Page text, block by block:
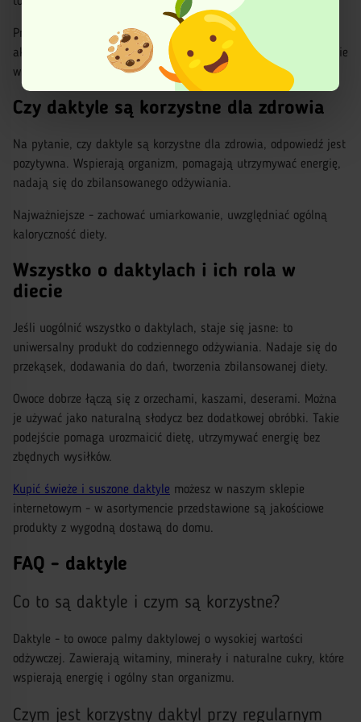
Ta strona korzysta z plików cookies w celu poprawy
swojego funkcjonowania oraz w celach analitycznych.
Więcej informacji znajduje się w Polityce prywatności.
Przy umiarkowanym spożyciu produkt pomaga utrzymywać
aktywność bez przeciążenia. Nadaje się do przekąsek, szczególnie
w momentach, gdy wymagane jest szybkie przywrócenie sił.
Czy daktyle są korzystne dla zdrowia
Na pytanie, czy daktyle są korzystne dla zdrowia, odpowiedź jest
pozytywna. Wspierają organizm, pomagają utrzymywać energię,
nadają się do zbilansowanego odżywiania.
Najważniejsze - zachować umiarkowanie, uwzględniać ogólną
kaloryczność diety.
Wszystko o daktylach i ich rola w
diecie
Jeśli uogólnić wszystko o daktylach, staje się jasne: to
uniwersalny produkt do codziennego odżywiania. Nadaje się do
przekąsek, dodawania do dań, tworzenia zbilansowanej diety.
Owoce dobrze łączą się z orzechami, kaszami, deserami. Można
je używać jako naturalną słodycz bez dodatkowej obróbki. Takie
podejście pomaga urozmaicić dietę, utrzymywać energię bez
zbędnych wysiłków.
Kupić świeże i suszone daktyle możesz w naszym sklepie
internetowym - w asortymencie przedstawione są jakościowe
produkty z wygodną dostawą do domu.
FAQ - daktyle
Co to są daktyle i czym są korzystne?
Daktyle - to owoce palmy daktylowej o wysokiej wartości
odżywczej. Zawierają witaminy, minerały i naturalne cukry, które
wspierają energię i ogólny stan organizmu.
Czym jest korzystny daktyl przy regularnym